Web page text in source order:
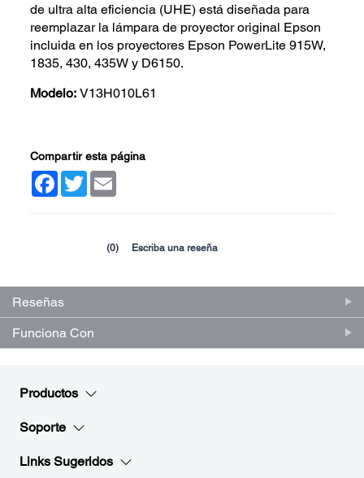
de ultra alta eficiencia (UHE) está diseñada para
reemplazar la lámpara de proyector original Epson
incluida en los proyectores Epson PowerLite 915W,
1835, 430, 435W y D6150.
Modelo: V13H010L61
Compartir esta página
Facebook
Twitter
Sin
en
misma
(0) Escriba una reseña
Reseñas
Funciona Con
Productos
Soporte
Links Sugeridos